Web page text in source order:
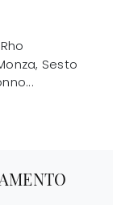
Rho
Sesto